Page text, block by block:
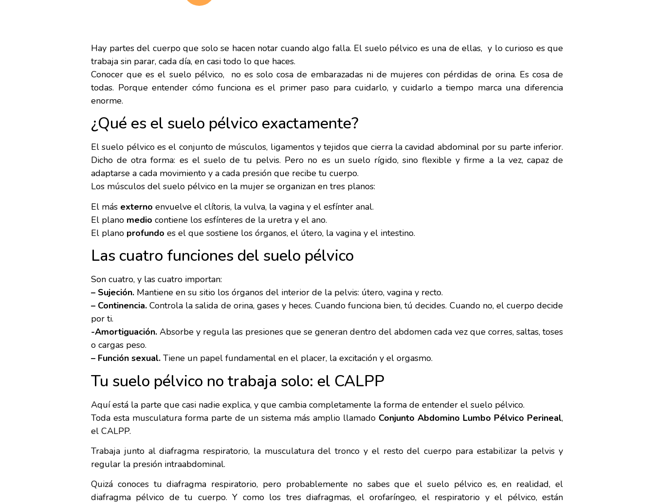
Hay partes del cuerpo que solo se hacen notar cuando algo falla. El suelo pélvico es una de ellas, y lo curioso es que
trabaja sin parar, cada día, en casi todo lo que haces.
Conocer que es el suelo pélvico, no es solo cosa de embarazadas ni de mujeres con pérdidas de orina. Es cosa de
todas. Porque entender cómo funciona es el primer paso para cuidarlo, y cuidarlo a tiempo marca una diferencia
enorme.
¿Qué es el suelo pélvico exactamente?
El suelo pélvico es el conjunto de músculos, ligamentos y tejidos que cierra la cavidad abdominal por su parte inferior.
Dicho de otra forma: es el suelo de tu pelvis. Pero no es un suelo rígido, sino flexible y firme a la vez, capaz de
adaptarse a cada movimiento y a cada presión que recibe tu cuerpo.
Los músculos del suelo pélvico en la mujer se organizan en tres planos:
El más externo envuelve el clítoris, la vulva, la vagina y el esfínter anal.
El plano medio contiene los esfínteres de la uretra y el ano.
El plano profundo es el que sostiene los órganos, el útero, la vagina y el intestino.
Las cuatro funciones del suelo pélvico
Son cuatro, y las cuatro importan:
– Sujeción. Mantiene en su sitio los órganos del interior de la pelvis: útero, vagina y recto.
– Continencia. Controla la salida de orina, gases y heces. Cuando funciona bien, tú decides. Cuando no, el cuerpo decide
por ti.
-Amortiguación. Absorbe y regula las presiones que se generan dentro del abdomen cada vez que corres, saltas, toses
o cargas peso.
– Función sexual. Tiene un papel fundamental en el placer, la excitación y el orgasmo.
Tu suelo pélvico no trabaja solo: el CALPP
Aquí está la parte que casi nadie explica, y que cambia completamente la forma de entender el suelo pélvico.
Toda esta musculatura forma parte de un sistema más amplio llamado Conjunto Abdomino Lumbo Pélvico Perineal,
el CALPP.
Trabaja junto al diafragma respiratorio, la musculatura del tronco y el resto del cuerpo para estabilizar la pelvis y
regular la presión intraabdominal.
Quizá conoces tu diafragma respiratorio, pero probablemente no sabes que el suelo pélvico es, en realidad, el
diafragma pélvico de tu cuerpo. Y como los tres diafragmas, el orofaríngeo, el respiratorio y el pélvico, están